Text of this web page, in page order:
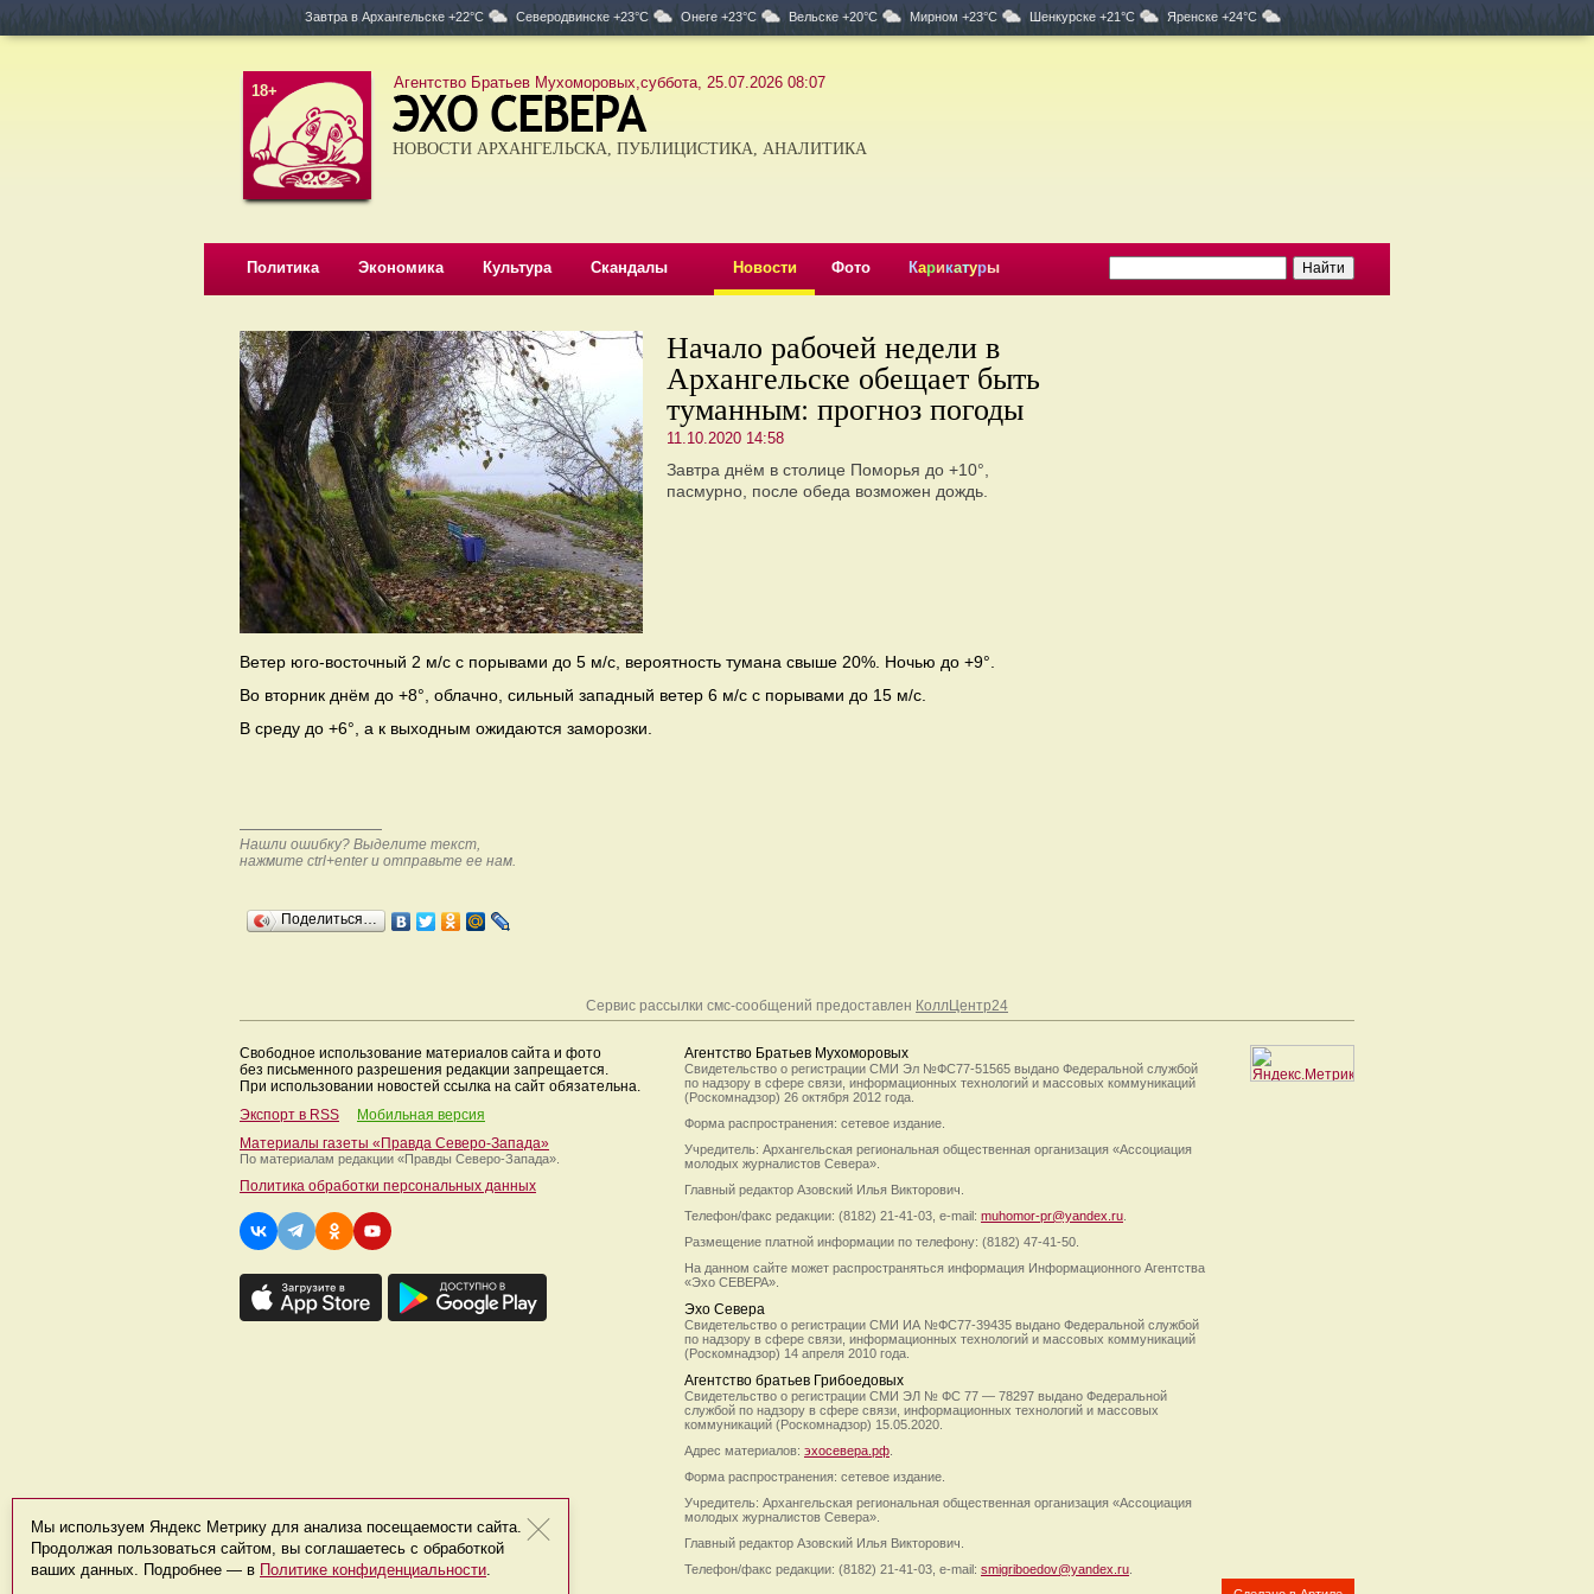
Завтра в Архангельске +22°C Северодвинске +23°C Онеге +23°C Вельске +20°C Мирном +23°C Шенкурске +21°C Яренске +24°C
18+ Агентство Братьев Мухоморовых,суббота, 25.07.2026 08:07
НОВОСТИ АРХАНГЕЛЬСКА, ПУБЛИЦИСТИКА, АНАЛИТИКА
Политика Экономика Культура Скандалы Новости Фото Карикатуры
Начало рабочей недели в
Архангельске обещает быть
туманным: прогноз погоды
11.10.2020 14:58
Завтра днём в столице Поморья до +10°,
пасмурно, после обеда возможен дождь.
Ветер юго-восточный 2 м/с с порывами до 5 м/с, вероятность тумана свыше 20%. Ночью до +9°.
Во вторник днём до +8°, облачно, сильный западный ветер 6 м/с с порывами до 15 м/с.
В среду до +6°, а к выходным ожидаются заморозки.
Нашли ошибку? Выделите текст,
нажмите ctrl+enter и отправьте ее нам.
Поделиться…
Сервис рассылки смс-сообщений предоставлен КоллЦентр24
Свободное использование материалов сайта и фото
без письменного разрешения редакции запрещается.
При использовании новостей ссылка на сайт обязательна.
Экспорт в RSS
Мобильная версия
Материалы газеты «Правда Северо-Запада»
По материалам редакции «Правды Северо-Запада».
Политика обработки персональных данных
Агентство Братьев Мухоморовых
Свидетельство о регистрации СМИ Эл №ФС77-51565 выдано Федеральной службой
по надзору в сфере связи, информационных технологий и массовых коммуникаций
(Роскомнадзор) 26 октября 2012 года.
Форма распространения: сетевое издание.
Учредитель: Архангельская региональная общественная организация «Ассоциация
молодых журналистов Севера».
Главный редактор Азовский Илья Викторович.
Телефон/факс редакции: (8182) 21-41-03, e-mail: muhomor-pr@yandex.ru
Размещение платной информации по телефону: (8182) 47-41-50.
На данном сайте может распространяться информация Информационного Агентства
«Эхо СЕВЕРА».
Эхо Севера
Свидетельство о регистрации СМИ ИА №ФС77-39435 выдано Федеральной службой
по надзору в сфере связи, информационных технологий и массовых коммуникаций
(Роскомнадзор) 14 апреля 2010 года.
Агентство братьев Грибоедовых
Свидетельство о регистрации СМИ ЭЛ № ФС 77 — 78297 выдано Федеральной
службой по надзору в сфере связи, информационных технологий и массовых
коммуникаций (Роскомнадзор) 15.05.2020.
Адрес материалов: эхосевера.рф
Форма распространения: сетевое издание.
Учредитель: Архангельская региональная общественная организация «Ассоциация
молодых журналистов Севера».
Главный редактор Азовский Илья Викторович.
Телефон/факс редакции: (8182) 21-41-03, e-mail: smigriboedov@yandex.ru
Мы используем Яндекс Метрику для анализа посещаемости сайта.
Продолжая пользоваться сайтом, вы соглашаетесь с обработкой
ваших данных. Подробнее — в Политике конфиденциальности.